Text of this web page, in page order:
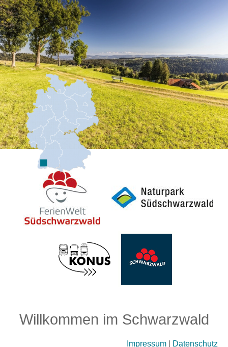
Willkommen im Schwarzwald
Impressum Datenschutz